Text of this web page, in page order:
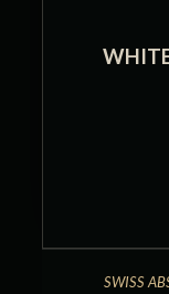
SWISS